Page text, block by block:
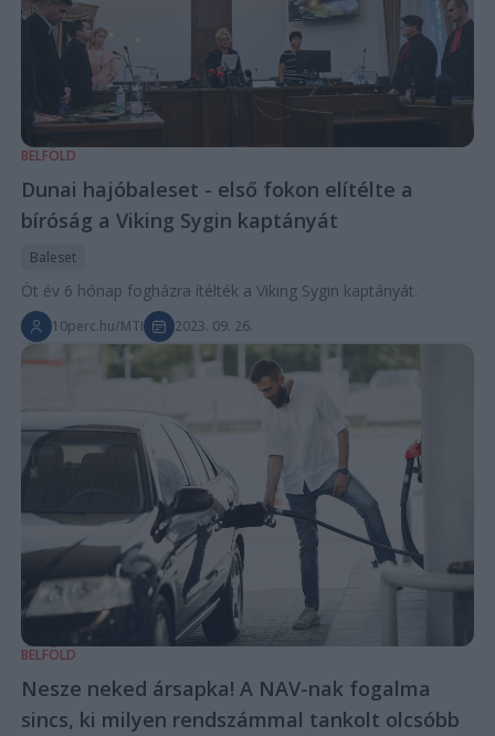
BELFÖLD
Dunai hajóbaleset - első fokon elítélte a
bíróság a Viking Sygin kaptányát
Baleset
Öt év 6 hónap fogházra ítélték a Viking Sygin kaptányát.
10perc.hu/MTI 2023. 09. 26.
BELFÖLD
Nesze neked ársapka! A NAV-nak fogalma
sincs, ki milyen rendszámmal tankolt olcsóbb